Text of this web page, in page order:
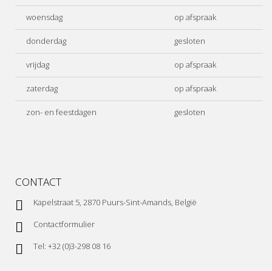
woensdag op afspraak
donderdag gesloten
vrijdag op afspraak
zaterdag op afspraak
zon- en feestdagen gesloten
CONTACT
Kapelstraat 5, 2870 Puurs-Sint-Amands, België
Contactformulier
Tel: +32 (0)3-298 08 16